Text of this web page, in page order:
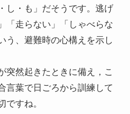
し・も」だそうです。逃げ
「走らない」「しゃべらな
う、避難時の心構えを示し
然起きたときに備え，こ
言葉で日ごろから訓練して
ですね。